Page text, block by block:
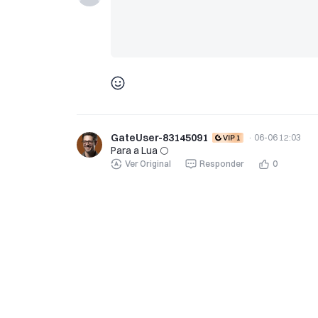
GateUser-83145091 · 06-06 12:03
Para a Lua 🌕
Ver Original Responder 0